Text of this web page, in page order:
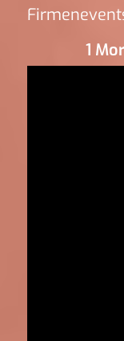
1